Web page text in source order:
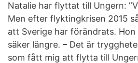
Natalie har flyttat till Ungern:
Men efter flyktingkrisen 2015
att Sverige har förändrats.
säker längre. – Det är
som fått mig att flytta till